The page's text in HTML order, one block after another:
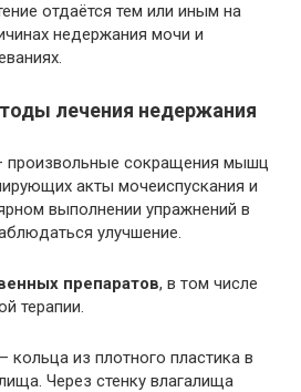
отдаётся тем или иным на
недержания мочи и
лечения недержания
произвольные сокращения мышц
акты мочеиспускания и
выполнении упражнений в
улучшение.
препаратов, в том числе
терапии.
– кольца из плотного пластика в
Через стенку влагалища